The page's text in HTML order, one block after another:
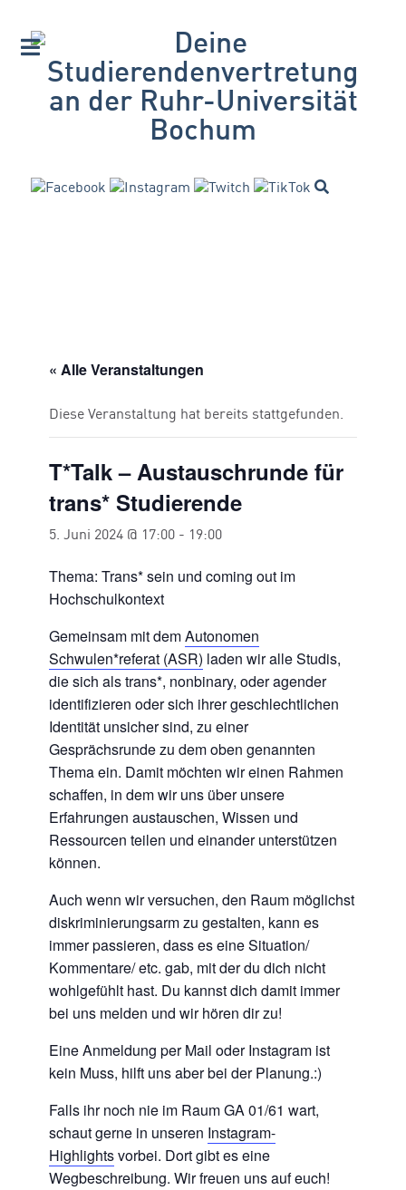
« Alle Veranstaltungen
Diese Veranstaltung hat bereits stattgefunden.
T*Talk – Austauschrunde für
trans* Studierende
5. Juni 2024 @ 17:00 - 19:00
Thema: Trans* sein und coming out im
Hochschulkontext
Gemeinsam mit demAutonomen
Schwulen*referat (ASR) laden wir alle Studis,
die sich als trans*, nonbinary, oder agender
identifizieren oder sich ihrer geschlechtlichen
Identität unsicher sind, zu einer
Gesprächsrunde zu dem oben genannten
Thema ein. Damit möchten wir einen Rahmen
schaffen, in dem wir uns über unsere
Erfahrungen austauschen, Wissen und
Ressourcen teilen und einander unterstützen
können.
Auch wenn wir versuchen, den Raum möglichst
diskriminierungsarm zu gestalten, kann es
immer passieren, dass es eine Situation/
Kommentare/ etc. gab, mit der du dich nicht
wohlgefühlt hast. Du kannst dich damit immer
bei uns melden und wir hören dir zu!
Eine Anmeldung per Mail oder Instagram ist
kein Muss, hilft uns aber bei der Planung.:)
Falls ihr noch nie im Raum GA 01/61 wart,
schaut gerne in unseren Instagram-
Highlightsvorbei. Dort gibt es eine
Wegbeschreibung. Wir freuen uns auf euch!